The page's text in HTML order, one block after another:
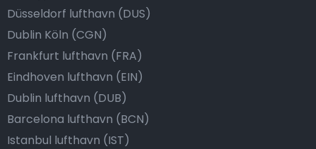
Düsseldorf lufthavn (DUS)
Dublin Köln (CGN)
Frankfurt lufthavn (FRA)
Eindhoven lufthavn (EIN)
Dublin lufthavn (DUB)
Barcelona lufthavn (BCN)
Istanbul lufthavn (IST)